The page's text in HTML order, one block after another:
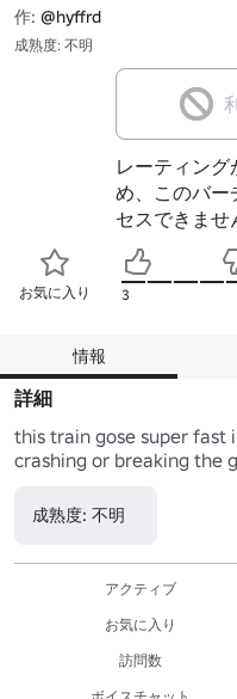
作: @hyffrd
成熟度: 不明
レーティング
め、このバー
セスできませ
お気に入り 3
情報
詳細
this train gose super fast
crashing or breaking the
成熟度: 不明
アクティブ
お気に入り
訪問数
ボイスチャット